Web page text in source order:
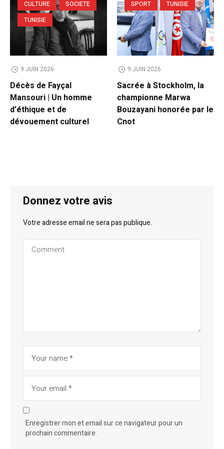
CULTURE
SOCIETE
TUNISIE
9 JUIN 2026
Décès de Fayçal
Mansouri | Un homme
d’éthique et de
dévouement culturel
SPORT TUNISIE
9 JUIN 2026
Sacrée à Stockholm, la
championne Marwa
Bouzayani honorée par le
Cnot
Donnez votre avis
Votre adresse email ne sera pas publique.
Enregistrer mon et email sur ce navigateur pour un
prochain commentaire.